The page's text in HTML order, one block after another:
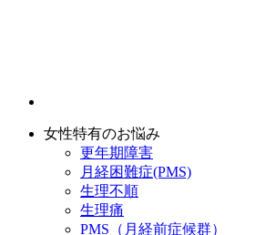
女性特有のお悩み
更年期障害
月経困難症(PMS)
生理不順
生理痛
PMS（月経前症候群）